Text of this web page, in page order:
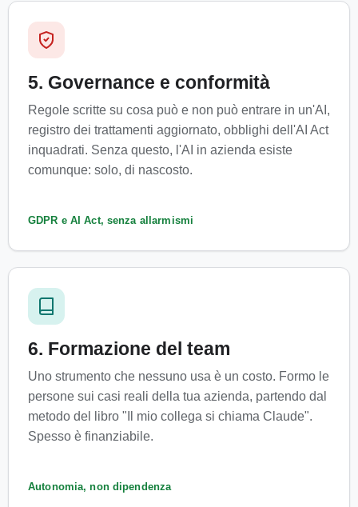
5. Governance e conformità
Regole scritte su cosa può e non può entrare in un'AI,
registro dei trattamenti aggiornato, obblighi dell'AI Act
inquadrati. Senza questo, l'AI in azienda esiste
comunque: solo, di nascosto.
GDPR e AI Act, senza allarmismi
6. Formazione del team
Uno strumento che nessuno usa è un costo. Formo le
persone sui casi reali della tua azienda, partendo dal
metodo del libro "Il mio collega si chiama Claude".
Spesso è finanziabile.
Autonomia, non dipendenza